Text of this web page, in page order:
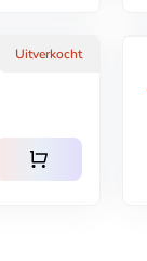
Uitverkocht
shopping_cart